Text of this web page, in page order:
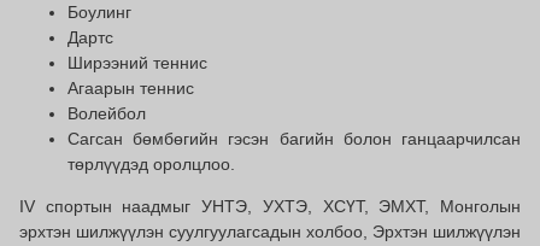
Боулинг
Дартс
Ширээний теннис
Агаарын теннис
Волейбол
Сагсан бөмбөгийн гэсэн багийн болон ганцаарчилсан
төрлүүдэд оролцлоо.
IV спортын наадмыг УНТЭ, УХТЭ, ХСҮТ, ЭМХТ, Монголын
эрхтэн шилжүүлэн суулгуулагсадын холбоо, Эрхтэн шилжүүлэн